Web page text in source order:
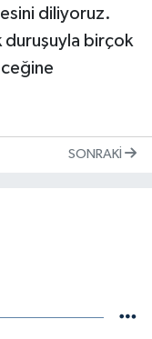
diliyoruz.
duruşuyla birçok
SONRAKI